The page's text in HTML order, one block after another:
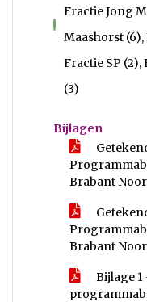
voor
Fractie Jong
Maashorst
Fractie SP
(3)
Bijlagen
Brabant
Brabant
Bijlage